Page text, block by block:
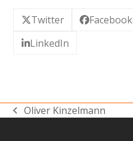
Twitter Facebook
LinkedIn
vorheriger
Oliver Kinzelmann